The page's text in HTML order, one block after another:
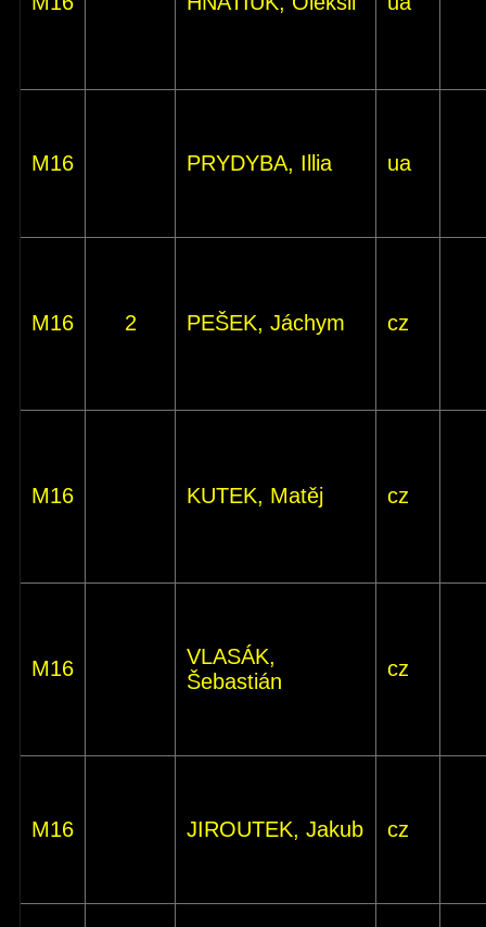
M16 PRYDYBA, Illia ua
M16 2 PEŠEK, Jáchym cz
M16 KUTEK, Matěj cz
M16
VLASÁK,
Šebastián
cz
M16 JIROUTEK, Jakub cz